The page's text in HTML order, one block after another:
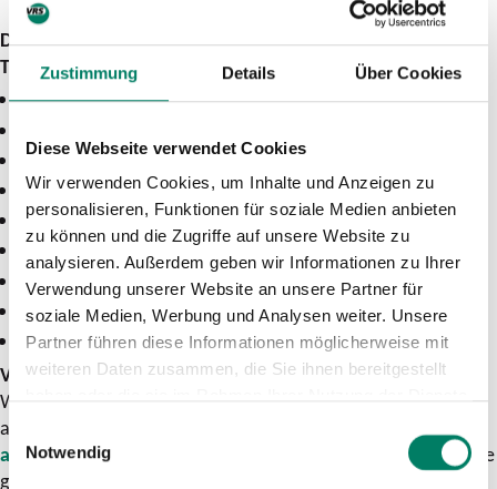
Zustimmung Details Über Cookies
Diese Webseite verwendet Cookies
Wir verwenden Cookies, um Inhalte und Anzeigen zu
personalisieren, Funktionen für soziale Medien anbieten
zu können und die Zugriffe auf unsere Website zu
analysieren. Außerdem geben wir Informationen zu Ihrer
Verwendung unserer Website an unsere Partner für
soziale Medien, Werbung und Analysen weiter. Unsere
Partner führen diese Informationen möglicherweise mit
weiteren Daten zusammen, die Sie ihnen bereitgestellt
Einwilligungsauswahl
Notwendig
Die VRS-Sommerferien-Aktion 2020 gilt für folgende
Ticketarten:
MonatsTicket im Abo
Aktiv60Ticket
StarterTicket
AzubiTicket
SchülerTicket
JobTicket
GroßkundenTicket
MonatsTicket MobilPass im Abo
VRS-Ausflugsportal zeigt schönste Ziele im Verbundgebiet
Wer sich für seine Ausflüge Anregungen holen will, kann dies
auf dem Ausflugsportal des VRS unter
ausflugsziele.de
machen. Unter dem Motto „Vor der Tür - Die
ganze Welt“ können die Nutzer über die Startseite des